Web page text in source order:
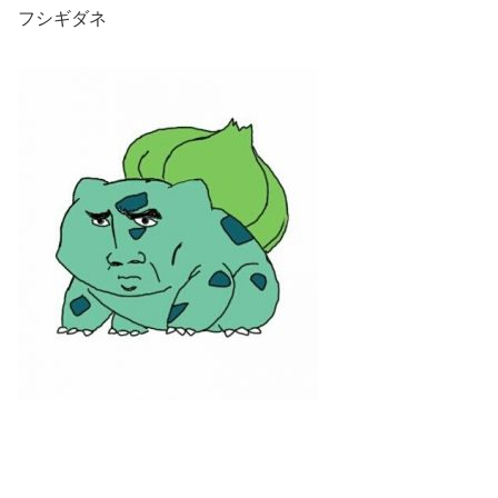
フシギダネ